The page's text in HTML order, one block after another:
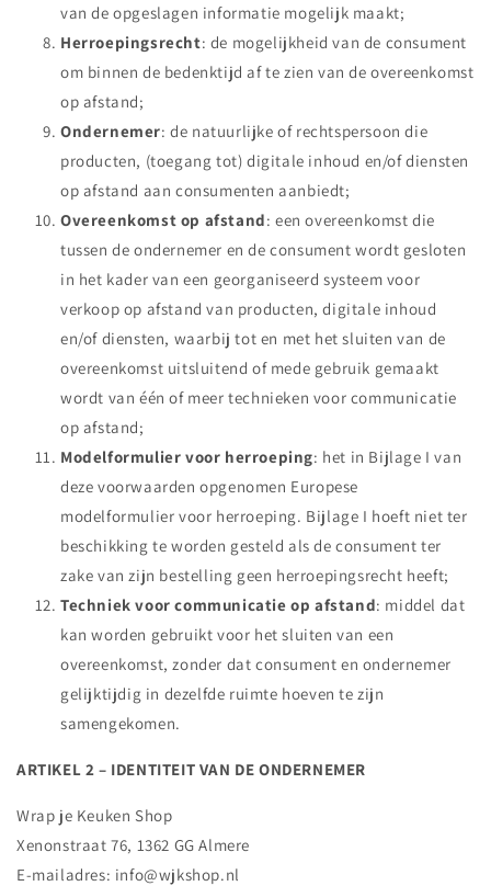
van de opgeslagen informatie mogelijk maakt;
Herroepingsrecht: de mogelijkheid van de consument
om binnen de bedenktijd af te zien van de overeenkomst
op afstand;
Ondernemer: de natuurlijke of rechtspersoon die
producten, (toegang tot) digitale inhoud en/of diensten
op afstand aan consumenten aanbiedt;
Overeenkomst op afstand: een overeenkomst die
tussen de ondernemer en de consument wordt gesloten
in het kader van een georganiseerd systeem voor
verkoop op afstand van producten, digitale inhoud
en/of diensten, waarbij tot en met het sluiten van de
overeenkomst uitsluitend of mede gebruik gemaakt
wordt van één of meer technieken voor communicatie
op afstand;
Modelformulier voor herroeping: het in Bijlage I van
deze voorwaarden opgenomen Europese
modelformulier voor herroeping. Bijlage I hoeft niet ter
beschikking te worden gesteld als de consument ter
zake van zijn bestelling geen herroepingsrecht heeft;
Techniek voor communicatie op afstand: middel dat
kan worden gebruikt voor het sluiten van een
overeenkomst, zonder dat consument en ondernemer
gelijktijdig in dezelfde ruimte hoeven te zijn
samengekomen.
ARTIKEL 2 – IDENTITEIT VAN DE ONDERNEMER
Wrap je Keuken Shop
Xenonstraat 76, 1362 GG Almere
E-mailadres: info@wjkshop.nl